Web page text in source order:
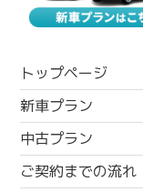
トップページ
新車プラン
中古プラン
ご契約までの流れ